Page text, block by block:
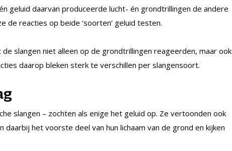
geluid daarvan produceerde lucht- én grondtrillingen de andere
de reacties op beide ‘soorten’ geluid testen.
slangen niet alleen op de grondtrillingen reageerden, maar ook
daarop bleken sterk te verschillen per slangensoort.
slangen – zochten als enige het geluid op. Ze vertoonden ook
daarbij het voorste deel van hun lichaam van de grond en kijken